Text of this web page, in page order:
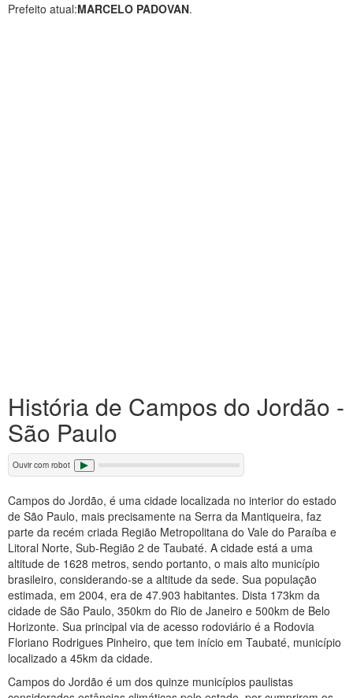
Prefeito atual:MARCELO PADOVAN.
História de Campos do Jordão -
São Paulo
Ouvir com robot
Campos do Jordão, é uma cidade localizada no interior do estado
de São Paulo, mais precisamente na Serra da Mantiqueira, faz
parte da recém criada Região Metropolitana do Vale do Paraíba e
Litoral Norte, Sub-Região 2 de Taubaté. A cidade está a uma
altitude de 1628 metros, sendo portanto, o mais alto município
brasileiro, considerando-se a altitude da sede. Sua população
estimada, em 2004, era de 47.903 habitantes. Dista 173km da
cidade de São Paulo, 350km do Rio de Janeiro e 500km de Belo
Horizonte. Sua principal via de acesso rodoviário é a Rodovia
Floriano Rodrigues Pinheiro, que tem início em Taubaté, município
localizado a 45km da cidade.
Campos do Jordão é um dos quinze municípios paulistas